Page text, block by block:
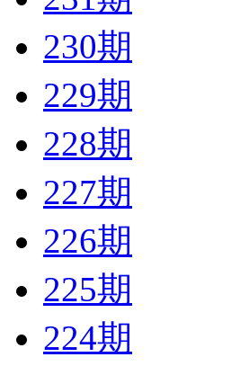
230期
229期
228期
227期
226期
225期
224期